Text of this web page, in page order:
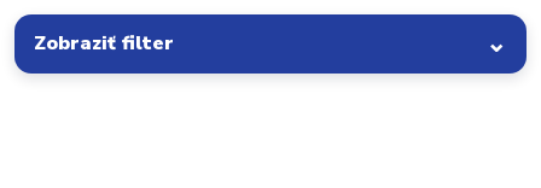
Zobraziť filter